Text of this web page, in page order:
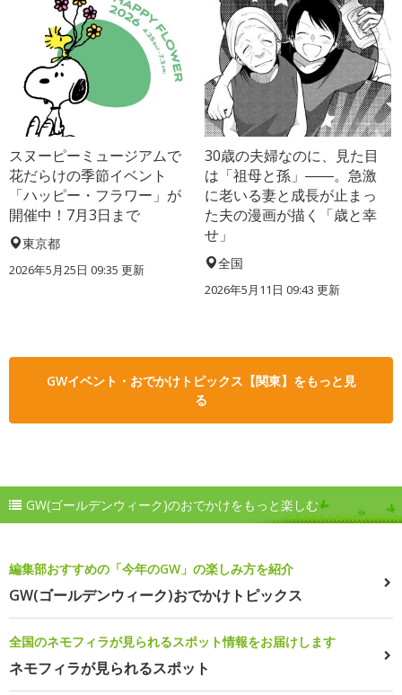
スヌーピーミュージアムで
花だらけの季節イベント
「ハッピー・フラワー」が
開催中！7月3日まで
東京都
2026年5月25日 09:35 更新
30歳の夫婦なのに、見た目
は「祖母と孫」――。急激
に老いる妻と成長が止まっ
た夫の漫画が描く「歳と幸
せ」
全国
2026年5月11日 09:43 更新
GWイベント・おでかけトピックス【関東】をもっと見
る
GW(ゴールデンウィーク)のおでかけをもっと楽しむ
編集部おすすめの「今年のGW」の楽しみ方を紹介
GW(ゴールデンウィーク)おでかけトピックス
全国のネモフィラが見られるスポット情報をお届けします
ネモフィラが見られるスポット